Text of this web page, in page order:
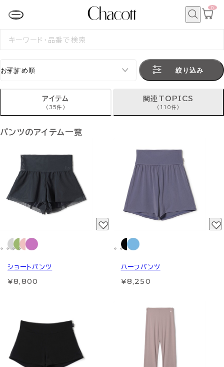
カ
0
検
絞り込み
アイテム
(35件)
関連TOPICS
(110件)
パンツのアイテム一覧
ショートパンツ
¥8,800
ハーフパンツ
¥8,250